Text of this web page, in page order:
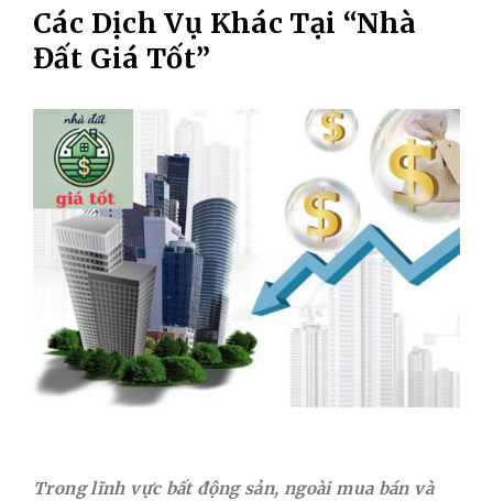
chưa
Các Dịch Vụ Khác Tại “Nhà
Đất Giá Tốt”
Trong lĩnh vực bất động sản, ngoài mua bán và